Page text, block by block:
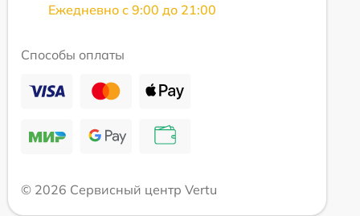
Ежедневно с 9:00 до 21:00
Способы оплаты
© 2026 Сервисный центр Vertu